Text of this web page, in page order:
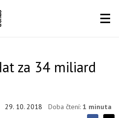
za 34 miliard
29. 10. 2018 Doba čtení: 1 minuta